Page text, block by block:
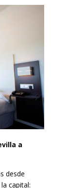
a
desde
capital: